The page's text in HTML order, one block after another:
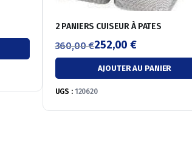
2 PANIERS CUISEUR À PATES
360,00€
Le
prix
initial
était :
252,00€
Le
prix
actuel
est :
AJOUTER AU PANIER
UGS : 120620